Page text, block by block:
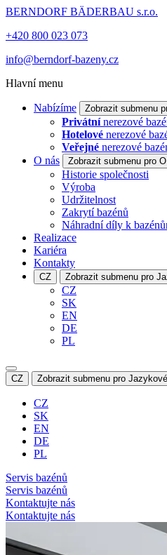
BERNDORF BÄDERBAU s.r.o.
+420 800 023 073
info@berndorf-bazeny.cz
Hlavní menu
Nabízíme Zobrazit submenu
Privátnínerezové
Hotelové nerezové
Veřejné nerezové
O nás
Zobrazit submenu pro
Historie společnosti
Výroba
Udržitelnost
Zakrytí bazénů
Náhradní díly k
Realizace
Kariéra
Kontakty
CZ Zobrazit submenu pro
CZ
SK
EN
DE
PL
CZ Zobrazit submenu pro
CZ
SK
EN
DE
PL
Servis bazénů
Servis bazénů
Kontaktujte nás
Kontaktujte nás